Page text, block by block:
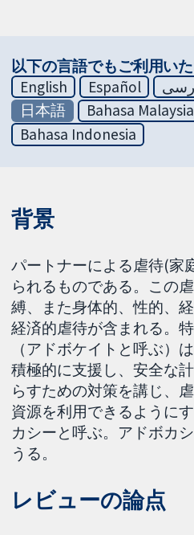
以下の言語でもご利用い
English
Español
日本語
Bahasa Malaysia
Bahasa Indonesia
背景
パートナーによる虐待(家
られるものである。この
縛、また身体的、性的、
経済的虐待が含まれる。
（アドボケイトと呼ぶ）
積極的に支援し、安全な
らすための対策を講じ、
資源を利用できるように
カシーと呼ぶ。アドボカ
うる。
レビューの論点